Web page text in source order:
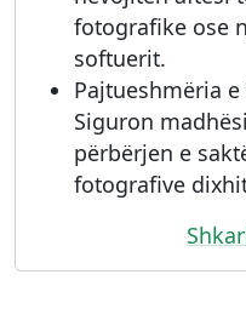
fotografike ose
softuerit.
Pajtueshmëria
Siguron
përbërjen e
fotografive